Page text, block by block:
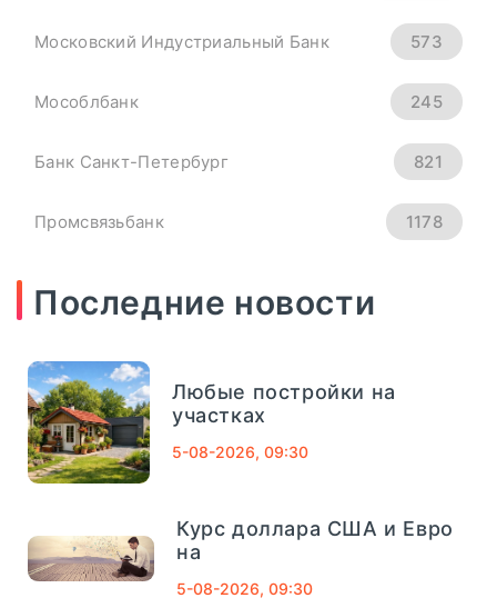
Юаня На 4 Сентября -
всем основным мировым валютам.
04сентябрь, 2025
Финансовый Совет На 4
Московский Индустриальный Банк 573
Мособлбанк 245
Банк Санкт-Петербург 821
Промсвязьбанк 1178
Внешпромбанк
Банк Югра
1013
Совкомбанк
Последние новости
Любые постройки на
участках
5-08-2026, 09:30
Курс доллара США и Евро
на
5-08-2026, 09:30